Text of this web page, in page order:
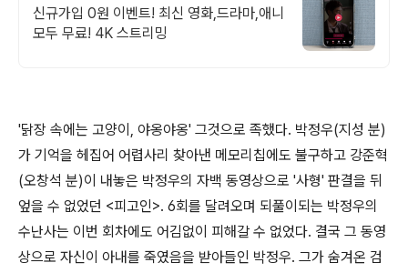
기!
신규가입 0원 이벤트! 최신 영화,드라마,애니
모두 무료! 4K 스트리밍
'닭장 속에는 고양이, 야옹야옹' 그것으로 족했다. 박정우(지성 분)
가 기억을 헤집어 어렵사리 찾아낸 메모리칩에도 불구하고 강준혁
(오창석 분)이 내놓은 박정우의 자백 동영상으로 '사형' 판결을 뒤
엎을 수 없었던 <피고인>. 6회를 달려오며 되풀이되는 박정우의
수난사는 이번 회차에도 어김없이 피해갈 수 없었다. 결국 그 동영
상으로 자신이 아내를 죽였음을 받아들인 박정우. 그가 숨겨온 검